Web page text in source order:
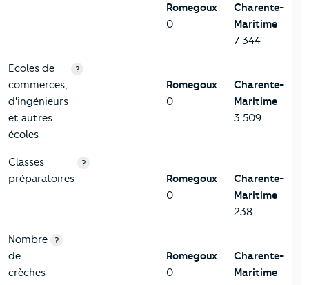
Romegoux
0
Charente-
Maritime
7 344
Ecoles de
commerces,
d'ingénieurs
et autres
écoles
?
Romegoux
0
Charente-
Maritime
3 509
Classes
préparatoires
?
Romegoux
0
Charente-
Maritime
238
Nombre
de
crèches
?
Romegoux
0
Charente-
Maritime